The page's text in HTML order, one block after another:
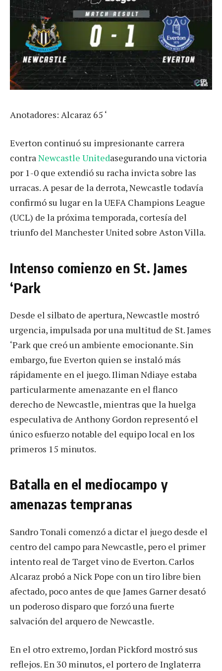
Anotadores: Alcaraz 65 ‘
Everton continuó su impresionante carrera
contraNewcastle Unitedasegurando una victoria
por 1-0 que extendió su racha invicta sobre las
urracas. A pesar de la derrota, Newcastle todavía
confirmó su lugar en la UEFA Champions League
(UCL) de la próxima temporada, cortesía del
triunfo del Manchester United sobre Aston Villa.
Intenso comienzo en St. James
‘Park
Desde el silbato de apertura, Newcastle mostró
urgencia, impulsada por una multitud de St. James
‘Park que creó un ambiente emocionante. Sin
embargo, fue Everton quien se instaló más
rápidamente en el juego. Iliman Ndiaye estaba
particularmente amenazante en el flanco
derecho de Newcastle, mientras que la huelga
especulativa de Anthony Gordon representó el
único esfuerzo notable del equipo local en los
primeros 15 minutos.
Batalla en el mediocampo y
amenazas tempranas
Sandro Tonali comenzó a dictar el juego desde el
centro del campo para Newcastle, pero el primer
intento real de Target vino de Everton. Carlos
Alcaraz probó a Nick Pope con un tiro libre bien
afectado, poco antes de que James Garner desató
un poderoso disparo que forzó una fuerte
salvación del arquero de Newcastle.
En el otro extremo, Jordan Pickford mostró sus
reflejos. En 30 minutos, el portero de Inglaterra